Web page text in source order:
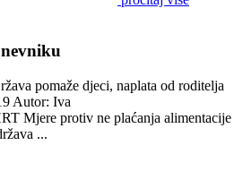
pomaže djeci, naplata od roditelja
Autor: Iva
Mjere protiv ne plaćanja alimentacije
...